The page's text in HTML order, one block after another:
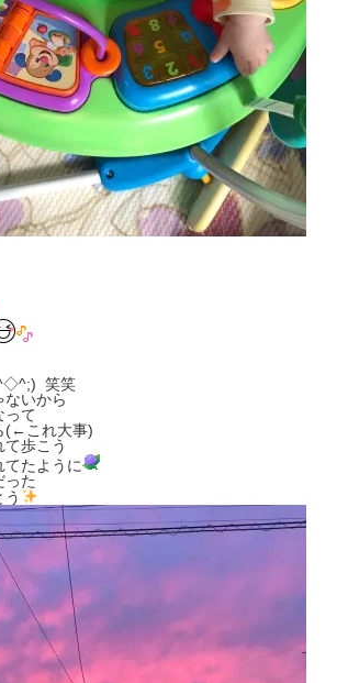
笑笑
ないから
って
(←これ大事)
歩こう
てたように
った